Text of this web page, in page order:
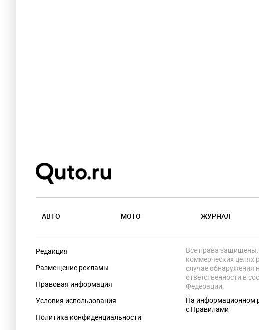
АВТО МОТО ЖУРНАЛ
Редакция
Размещение рекламы
Правовая информация
Условия использования
Политика конфиденциальности
Все права защищены.
коммерческих целях
случае обнаружения
ответственности в
Федерации.
На информационном
с Правилами